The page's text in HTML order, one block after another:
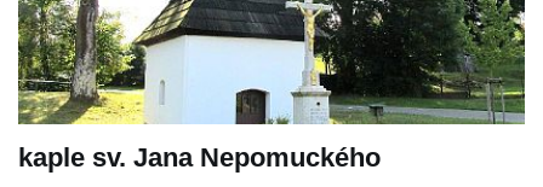
kaple sv. Jana Nepomuckého